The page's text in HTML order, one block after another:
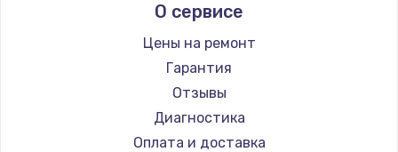
Ремонт кофемашин RED solution
Ремонт кофемашин Bravilor Bonamat
Ремонт кофемашин Vard
Ремонт кофемашин Tuvio
Ремонт кофемашин Carrera
Ремонт кофемашин Supra
Jura
Olympia
Saeco
La Cimbali
WMF
Yamaguchi
О сервисе
Цены на ремонт
Гарантия
Отзывы
Диагностика
Оплата и доставка